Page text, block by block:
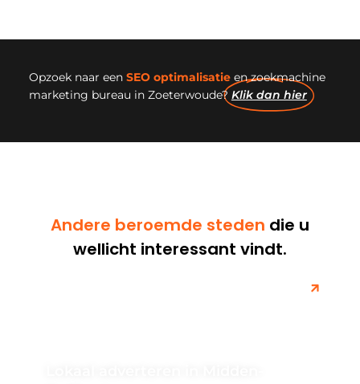
Opzoek naar een SEO optimalisatie en zoekmachine
marketing bureau in Zoeterwoude? Klik dan hier
Andere beroemde steden die u
wellicht interessant vindt.